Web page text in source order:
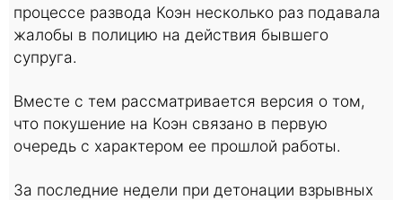
процессе развода Коэн несколько раз подавала
жалобы в полицию на действия бывшего
супруга.
Вместе с тем рассматривается версия о том,
что покушение на Коэн связано в первую
очередь с характером ее прошлой работы.
За последние недели при детонации взрывных